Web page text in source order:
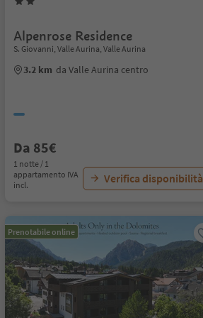
Alpenrose Residence
S. Giovanni, Valle Aurina, Valle Aurina
3.2 km da Valle Aurina centro
Da 85€
1 notte / 1
appartamento IVA
incl.
Verifica disponibilità
Prenotabile online